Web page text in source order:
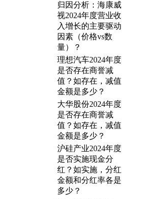
归因分析：海康威
视2024年度营业收
入增长的主要驱动
因素（价格vs数
量）？
理想汽车2024年度
是否存在商誉减
值？如存在，减值
金额是多少？
大华股份2024年度
是否存在商誉减
值？如存在，减值
金额是多少？
沪硅产业2024年度
是否实施现金分
红？如实施，分红
金额和分红率各是
多少？